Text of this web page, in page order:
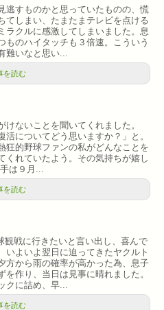
逃すものかと思っていたものの、慌
てしまい、たまたまテレビを点ける
ラクルに感激してしまいました。息
ものハイタッチも３倍速。こういう
難いなと思い...
を読む
ないことを聞いてくれました。
活についてどう思いますか？」と。
狂的野球ファンの私がどんなことを
くれていたよう。その気持ちが嬉し
は９月...
を読む
戦に行きたいと言い出し、喜んで
いよいよ翌日に迫ってきたヤクルト
方から雨の確率が高かった為、息子
作り、当日は見事に晴れました。
クに詰め、早...
を読む